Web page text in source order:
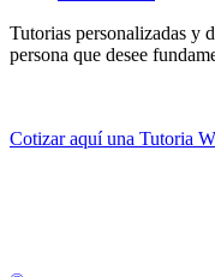
Tutorias personalizadas y
persona que desee
Cotizar aquí una Tutoria